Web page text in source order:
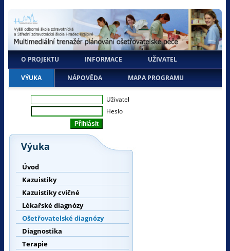
O PROJEKTU INFORMACE UŽIVATEL
VÝUKA NÁPOVĚDA MAPA PROGRAMU
Uživatel
Heslo
Výuka
Úvod
Kazuistiky
Kazuistiky cvičné
Lékařské diagnózy
Ošetřovatelské diagnózy
Diagnostika
Terapie